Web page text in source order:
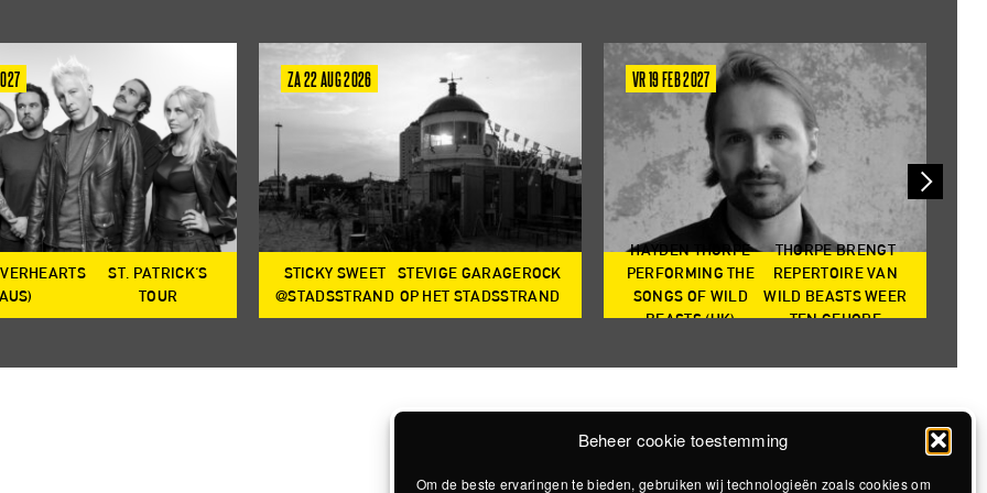
Beheer cookie toestemming
Om de beste ervaringen te bieden, gebruiken wij technologieën zoals cookies om
ST. PATRICK'S
TOUR
ZA 22 AUG 2026
STICKY SWEET
@STADSSTRAND
STEVIGE GARAGEROCK
OP HET STADSSTRAND
VR 19 FEB 2027
HAYDEN THORPE
PERFORMING THE
SONGS OF WILD
BEASTS (UK)
THORPE BRENGT
REPERTOIRE VAN
WILD BEASTS WEER
TEN GEHORE